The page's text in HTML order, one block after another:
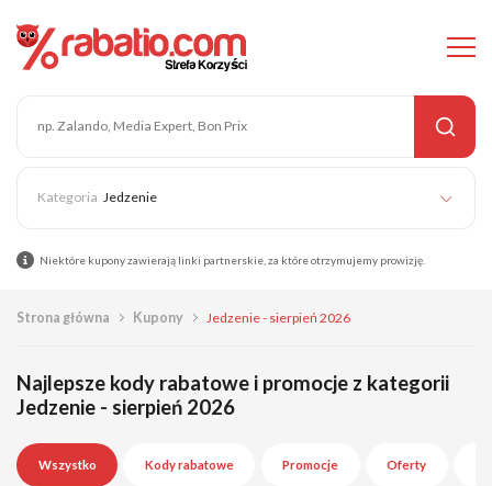
Jedzenie
Niektóre kupony zawierają linki partnerskie, za które otrzymujemy prowizję.
Strona główna Kupony Jedzenie - sierpień 2026
Najlepsze kody rabatowe i promocje z kategorii
Jedzenie - sierpień 2026
Wszystko Kody rabatowe Promocje Oferty